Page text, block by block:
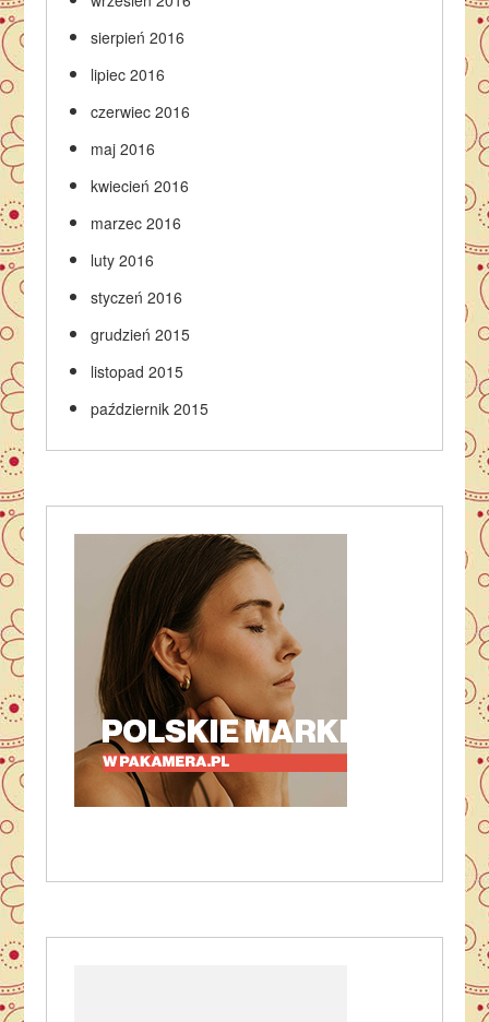
sierpień 2016
lipiec 2016
czerwiec 2016
maj 2016
kwiecień 2016
marzec 2016
luty 2016
styczeń 2016
grudzień 2015
listopad 2015
październik 2015